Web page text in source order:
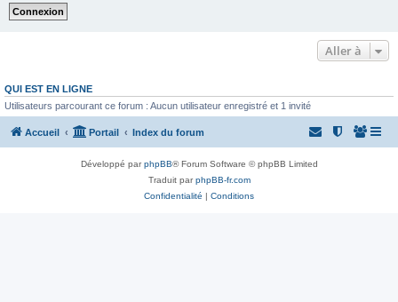
Aller à
QUI EST EN LIGNE
Utilisateurs parcourant ce forum : Aucun utilisateur enregistré et 1 invité
Accueil Portail Index du forum
Développé parphpBB® Forum Software © phpBB Limited
Traduit parphpBB-fr.com
Confidentialité | Conditions